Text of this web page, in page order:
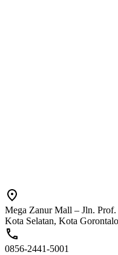
Mega Zanur Mall – Jln.
Kota Selatan, Kota
0856-2441-5001